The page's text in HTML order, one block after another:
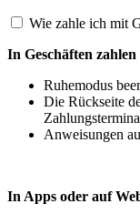
Wie zahle ich mit
In Geschäften zahlen
Ruhemodus
Die Rückseite
Anweisungen
In Apps oder auf